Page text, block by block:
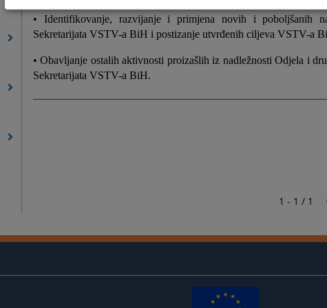
• Identifikovanje, razvijanje i primjena novih i poboljšanih
Sekretarijata VSTV-a BiH i postizanje utvrđenih ciljeva VSTV-a
• Obavljanje ostalih aktivnosti proizašlih iz nadležnosti Odjela i
Sekretarijata VSTV-a BiH.
1 - 1 / 1